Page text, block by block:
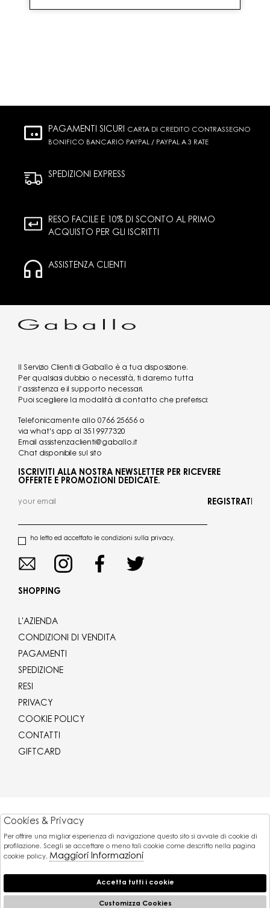
PAGAMENTI SICURI CARTA DI CREDITO CONTRASSEGNO
BONIFICO BANCARIO PAYPAL / PAYPAL A 3 RATE
SPEDIZIONI EXPRESS
RESO FACILE E 10% DI SCONTO AL PRIMO
ACQUISTO PER GLI ISCRITTI
ASSISTENZA CLIENTI
Il Servizio Clienti di Gaballo è a tua disposizione.
Per qualsiasi dubbio o necessità, ti daremo tutta
l’assistenza e il supporto necessari.
Puoi scegliere la modalità di contatto che preferisci:
Telefonicamente allo 0766 25656 o
via what's app al 3519977320
Email assistenzaclienti@gaballo.it
Chat disponibile sul sito
ISCRIVITI ALLA NOSTRA NEWSLETTER PER RICEVERE
OFFERTE E PROMOZIONI DEDICATE.
ho letto ed accettato le condizioni sulla privacy.
REGISTRATI
SHOPPING
L'AZIENDA
CONDIZIONI DI VENDITA
PAGAMENTI
SPEDIZIONE
RESI
PRIVACY
COOKIE POLICY
CONTATTI
GIFTCARD
Powered by
Pagamenti
Cookies & Privacy
Per offrire una miglior esperienza di navigazione questo sito si avvale di cookie di
profilazione. Scegli se accettare o meno tali cookie come descritto nella pagina
cookie policy. Maggiori Informazioni
Accetta tutti i cookie
Customizza Cookies